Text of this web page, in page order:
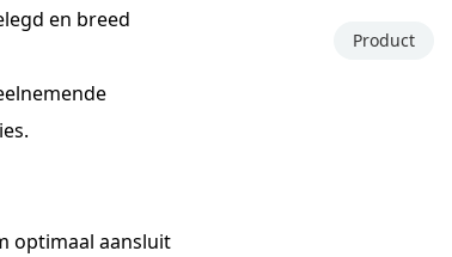
en breed
optimaal aansluit
Product